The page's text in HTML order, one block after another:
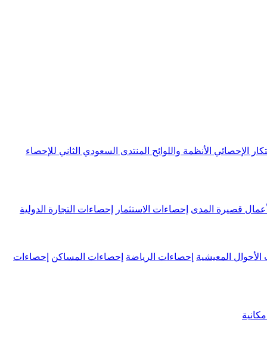
الإحصائي الأنظمة واللوائح المنتدى السعودي الثاني للإحصاء
قصيرة المدى إحصاءات الاستثمار إحصاءات التجارة الدولية
الأحوال المعيشية إحصاءات الرياضة إحصاءات المساكن إحصاءات